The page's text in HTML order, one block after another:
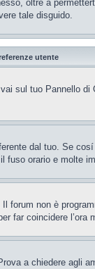
oltre a
tale disguido.
utente
sul tuo Pannello
dal tuo. Se
fuso orario e molte
non è
far coincidere l’ora
a chiedere